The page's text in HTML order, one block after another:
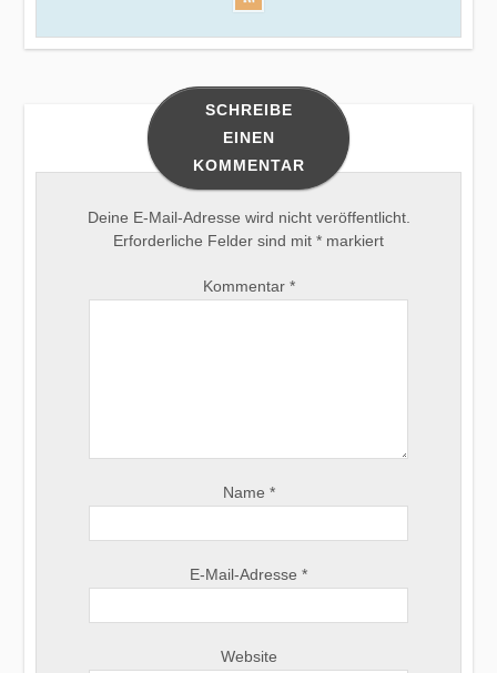
SCHREIBE
EINEN
KOMMENTAR
Deine E-Mail-Adresse wird nicht veröffentlicht.
Erforderliche Felder sind mit * markiert
Kommentar *
Name *
E-Mail-Adresse *
Website